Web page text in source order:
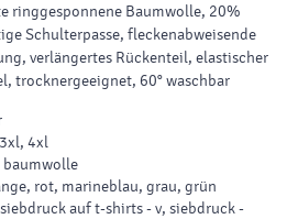
ringgesponnene Baumwolle, 20%
Schulterpasse, fleckenabweisende
verlängertes Rückenteil, elastischer
trocknergeeignet, 60° waschbar
4xl
baumwolle
rot, marineblau, grau, grün
auf t-shirts - v, siebdruck -